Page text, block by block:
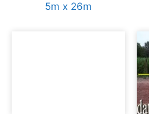
5m x 26m